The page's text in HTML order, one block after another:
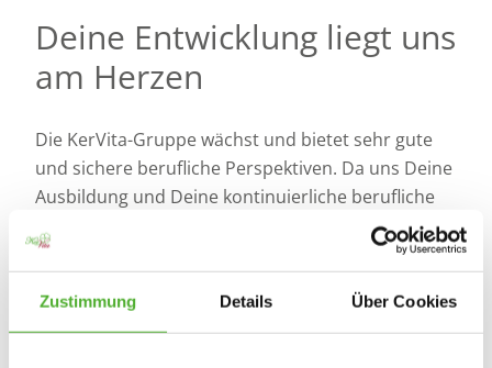
Zustimmung Details Über Cookies
Deine Entwicklung liegt uns
am Herzen
Die KerVita-Gruppe wächst und bietet sehr gute
und sichere berufliche Perspektiven. Da uns Deine
Ausbildung und Deine kontinuierliche berufliche
Weiterentwicklung ein besonderes Anliegen sind,
fördern wir unsere Mitarbeitenden durch gezielte